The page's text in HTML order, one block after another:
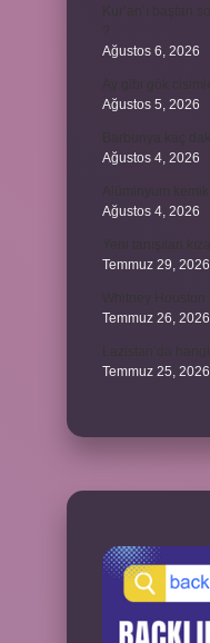
Ağustos 6, 2026
Ağustos 5, 2026
Ağustos 4, 2026
Ağustos 4, 2026
Temmuz 29, 2026
Temmuz 26, 2026
Temmuz 25, 2026